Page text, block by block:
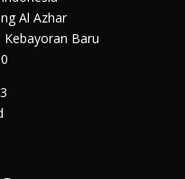
Al Azhar
Kebayoran Baru